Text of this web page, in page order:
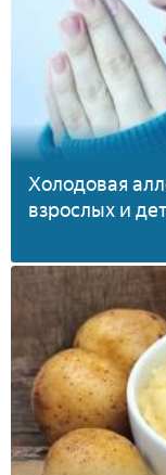
Холодовая
взрослых и